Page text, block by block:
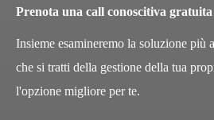
Prenota una call conoscitiva gratuita
Insieme esamineremo la soluzione più
che si tratti della gestione della tua
l'opzione migliore per te.